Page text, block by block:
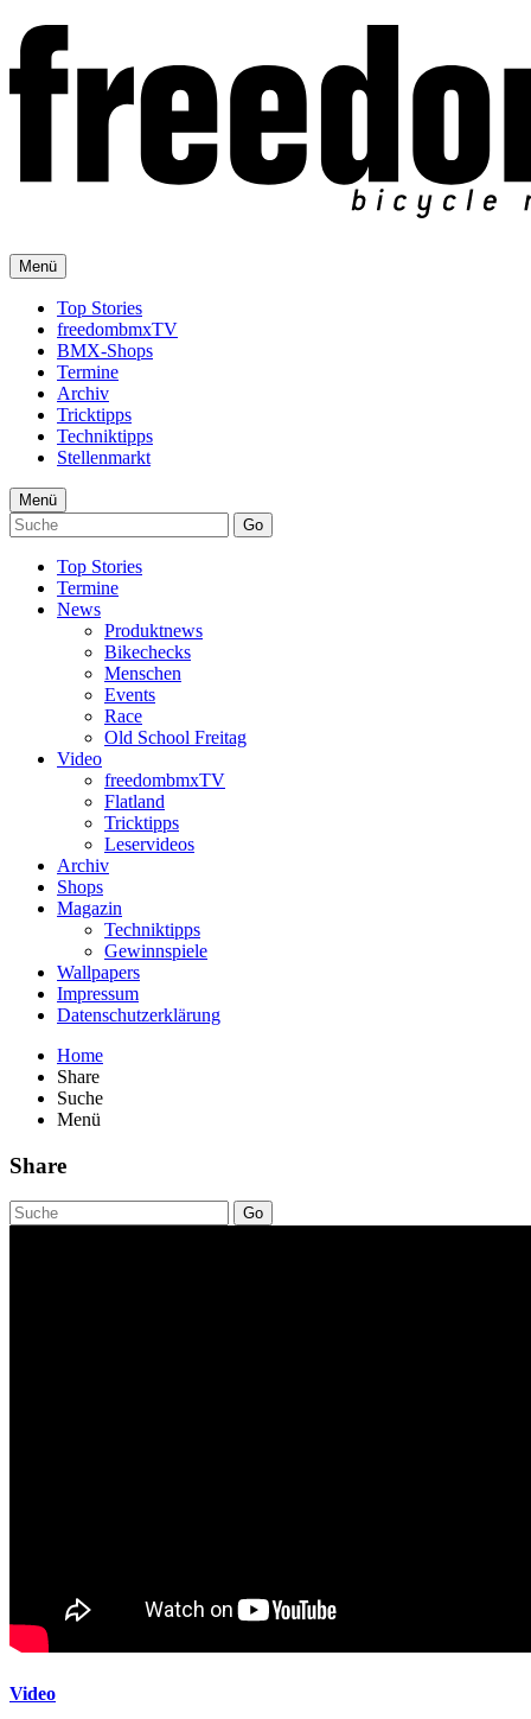
Menü
Top Stories
freedombmxTV
BMX-Shops
Termine
Archiv
Tricktipps
Techniktipps
Stellenmarkt
Menü
Go
Top Stories
Termine
News
Produktnews
Bikechecks
Menschen
Events
Race
Old School Freitag
Video
freedombmxTV
Flatland
Tricktipps
Leservideos
Archiv
Shops
Magazin
Techniktipps
Gewinnspiele
Wallpapers
Impressum
Datenschutzerklärung
Home
Share
Suche
Menü
Share
Go
Video